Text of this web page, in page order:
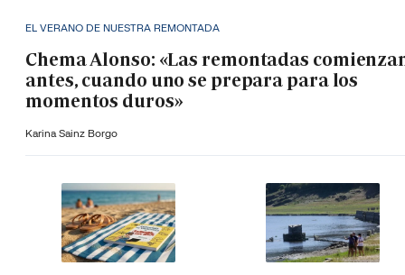
EL VERANO DE NUESTRA REMONTADA
Chema Alonso: «Las remontadas
antes, cuando uno se prepara para los
momentos duros»
Karina Sainz Borgo